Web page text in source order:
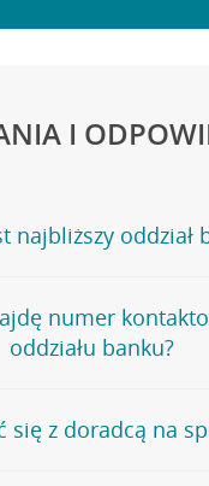
I
najbliższy oddział
naszego banku,
bankomaty, na której
numer
oddziału banku?
nie udostępnia
bankowej.
się z doradcą na